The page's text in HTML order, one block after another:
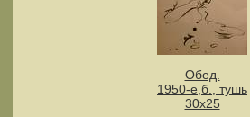
Обед.
1950-е,б., тушь
30х25